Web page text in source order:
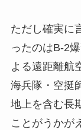
ただし確実に
ったのはB-2
よる遠距離航
海兵隊・空挺
地上を含む長
ことがうかが